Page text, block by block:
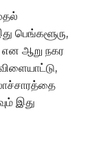
பெங்களூரு,
என ஆறு நகர
இது